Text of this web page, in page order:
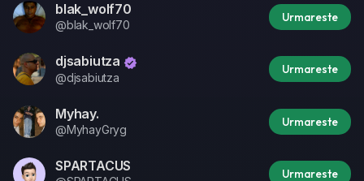
blak_wolf70
@blak_wolf70
Urmareste
djsabiutza
@djsabiutza
Urmareste
Myhay.
@MyhayGryg
Urmareste
SPARTACUS Urmareste